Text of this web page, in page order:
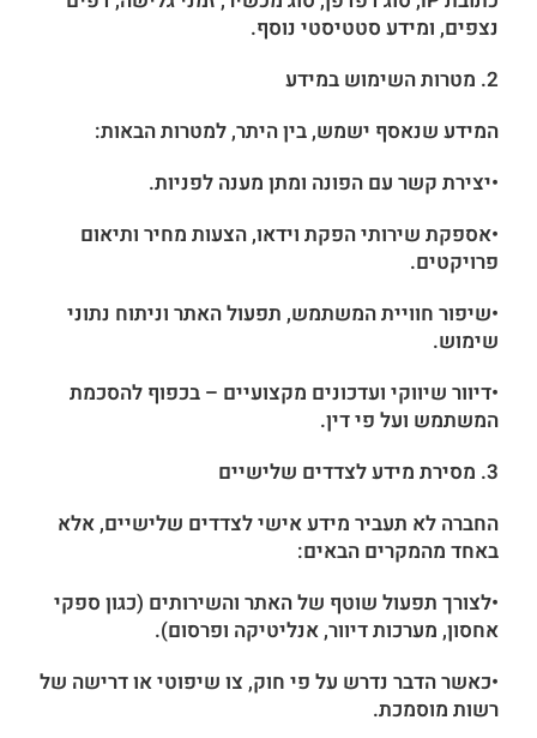
נצפים, ומידע סטטיסטי נוסף.
2. מטרות השימוש במידע
המידע שנאסף ישמש, בין היתר, למטרות הבאות:
•יצירת קשר עם הפונה ומתן מענה לפניות.
•אספקת שירותי הפקת וידאו, הצעות מחיר ותיאום
פרויקטים.
•שיפור חוויית המשתמש, תפעול האתר וניתוח נתוני
שימוש.
•דיוור שיווקי ועדכונים מקצועיים – בכפוף להסכמת
המשתמש ועל פי דין.
3. מסירת מידע לצדדים שלישיים
החברה לא תעביר מידע אישי לצדדים שלישיים, אלא
באחד מהמקרים הבאים:
•לצורך תפעול שוטף של האתר והשירותים (כגון ספקי
אחסון, מערכות דיוור, אנליטיקה ופרסום).
•כאשר הדבר נדרש על פי חוק, צו שיפוטי או דרישה של
רשות מוסמכת.